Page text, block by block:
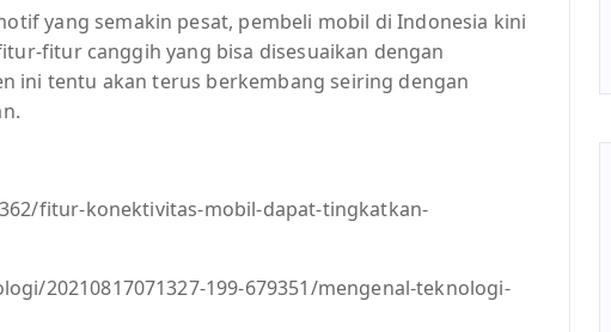
yang semakin pesat, pembeli mobil di Indonesia kini
fitur canggih yang bisa disesuaikan dengan
ini tentu akan terus berkembang seiring dengan
fitur-konektivitas-mobil-dapat-tingkatkan-
20210817071327-199-679351/mengenal-teknologi-